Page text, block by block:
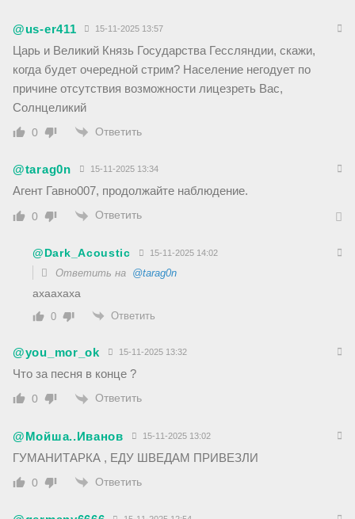
@us-er411 15-11-2025 13:57
Царь и Великий Князь Государства Гессляндии, скажи,
когда будет очередной стрим? Население негодует по
причине отсутствия возможности лицезреть Вас,
Солнцеликий
0 Ответить
@tarag0n 15-11-2025 13:34
Агент Гавно007, продолжайте наблюдение.
0 Ответить
@Dark_Acoustic 15-11-2025 14:02
Ответить на @tarag0n
ахаахаха
0 Ответить
@you_mor_ok 15-11-2025 13:32
Что за песня в конце ?
0 Ответить
@Мойша..Иванов 15-11-2025 13:02
ГУМАНИТАРКА , ЕДУ ШВЕДАМ ПРИВЕЗЛИ
0 Ответить